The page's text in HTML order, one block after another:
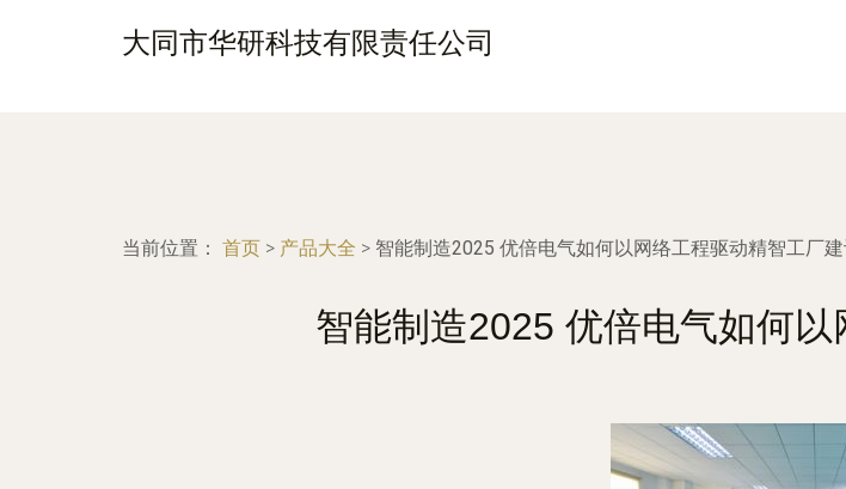
大同市华研科技有限责任公司
当前位置： 首页 > 产品大全 > 智能制造2025 优倍电气如何以网络工程驱动精智工厂
智能制造2025 优倍电气如何